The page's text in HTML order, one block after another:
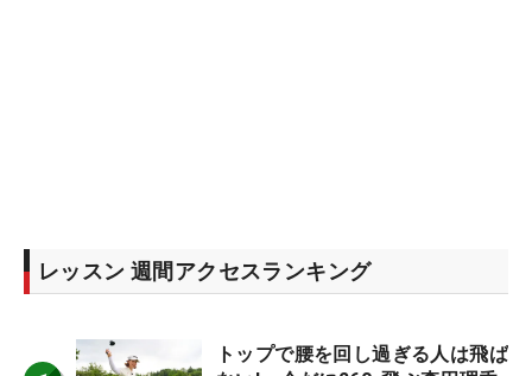
レッスン 週間アクセスランキング
トップで腰を回し過ぎる人は飛ば